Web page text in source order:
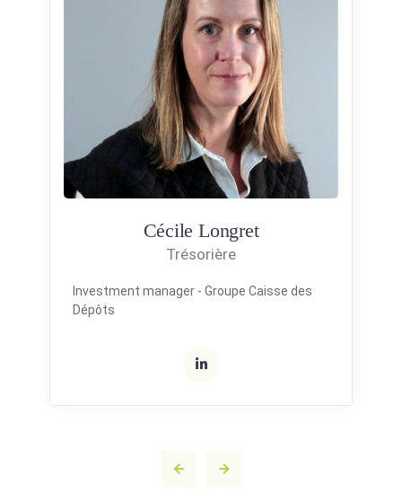
Cécile Longret
Trésorière
Investment manager - Groupe Caisse des
Dépôts